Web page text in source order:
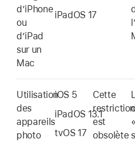
dʼiPhone
ou
dʼiPad
sur un
Mac
iPadOS 17
Utilisation
des
appareils
photo
iOS 5
iPadOS 13.1
tvOS 17
Cette
restriction
est
obsolète